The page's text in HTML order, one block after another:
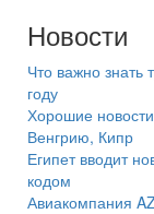
Новости
Что важно знать
году
Хорошие
Венгрию, Кипр
Египет вводит
кодом
Авиакомпания